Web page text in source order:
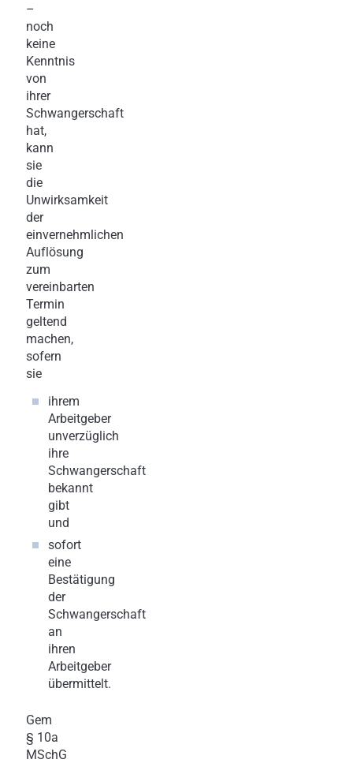
–
noch
keine
Kenntnis
von
ihrer
Schwangerschaft
hat,
kann
sie
die
Unwirksamkeit
der
einvernehmlichen
Auflösung
zum
vereinbarten
Termin
geltend
machen,
sofern
sie
ihrem
Arbeitgeber
unverzüglich
ihre
Schwangerschaft
bekannt
gibt
und
sofort
eine
Bestätigung
der
Schwangerschaft
an
ihren
Arbeitgeber
übermittelt.
Gem
§ 10a
MSchG